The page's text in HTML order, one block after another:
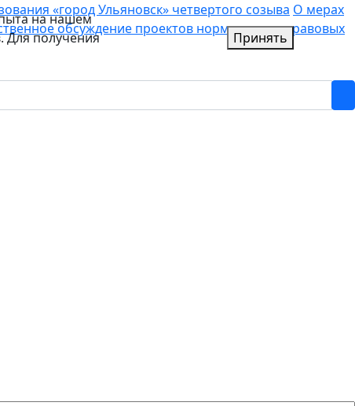
«город Ульяновск» четвертого созыва О мерах
обсуждение проектов нормативных правовых
на нашем
Для получения
Принять